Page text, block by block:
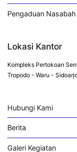
Pengaduan Nasabah
Lokasi Kantor
Kompleks Pertokoan
Tropodo - Waru -
Hubungi Kami
Berita
Galeri Kegiatan